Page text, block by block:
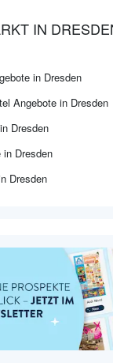
IN
in Dresden
Angebote in Dresden
Dresden
in Dresden
Dresden